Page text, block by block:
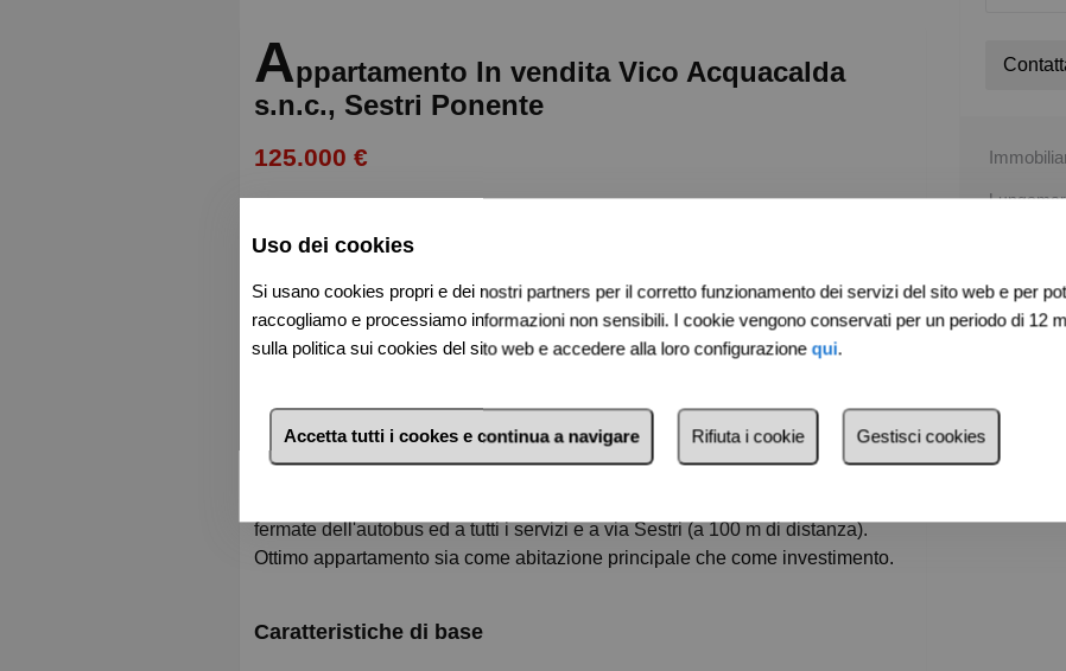
Appartamento In vendita Vico Acquacalda
s.n.c., Sestri Ponente
125.000 €
Nel cuore di Sestri Ponente proponiamo in Vico Acquacalda appartamento al
secondo ed ultimo piano con splendido terrazzino soleggiato vivibile.
L'immobile è in perfetto stato ed è composto da ingresso, cucina abitabile,
con finestra, ripostiglio, ampio disimpegno con spazio per libreria o
armadiatura a muro.
L'esposizione a sud ed ovest assicura luminosità durante tutto il giorno.
fermate dell'autobus ed a tutti i servizi e a via Sestri (a 100 m di distanza).
Ottimo appartamento sia come abitazione principale che come investimento.
Caratteristiche di base
Calcola
Condividi
Uso dei cookies
Si usano cookies propri e dei nostri partners per il corretto funzionamento dei servizi del sito web e per
raccogliamo e processiamo informazioni non sensibili. I cookie vengono conservati per un periodo di 12
sulla politica sui cookies del sito web e accedere alla loro configurazionequi.
Accetta tutti i cookes e continua a navigare Rifiuta i cookie Gestisci cookies